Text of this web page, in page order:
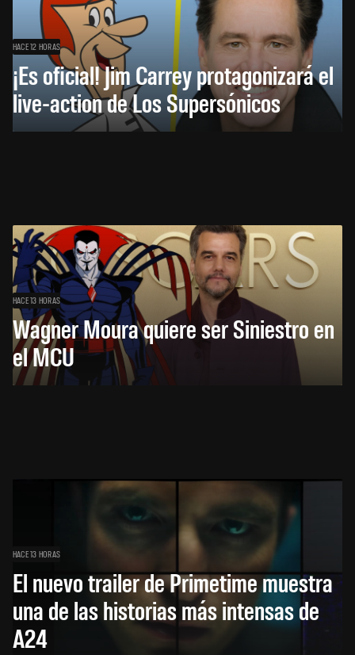
HACE 12 HORAS
¡Es oficial! Jim Carrey protagonizará el
live-action de Los Supersónicos
HACE 13 HORAS
Wagner Moura quiere ser Siniestro en
el MCU
HACE 13 HORAS
El nuevo trailer de Primetime muestra
una de las historias más intensas de
A24